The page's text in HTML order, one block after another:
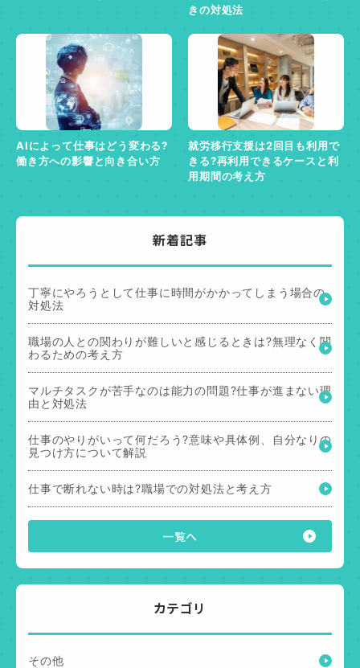
きの対処法
AIによって仕事はどう変わる?
働き方への影響と向き合い方
就労移行支援は2回目も利用で
きる?再利用できるケースと利
用期間の考え方
新着記事
丁寧にやろうとして仕事に時間がかかってしまう場合の
対処法
職場の人との関わりが難しいと感じるときは?無理なく関
わるための考え方
マルチタスクが苦手なのは能力の問題?仕事が進まない理
由と対処法
仕事のやりがいって何だろう?意味や具体例、自分なりの
見つけ方について解説
仕事で断れない時は?職場での対処法と考え方
一覧へ
カテゴリ
その他